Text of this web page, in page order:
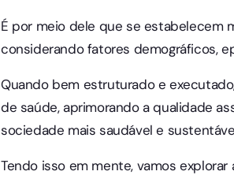
É por meio dele que se estabelecem
considerando fatores demográficos,
Quando bem estruturado e
de saúde, aprimorando a qualidade
sociedade mais saudável e
Tendo isso em mente, vamos